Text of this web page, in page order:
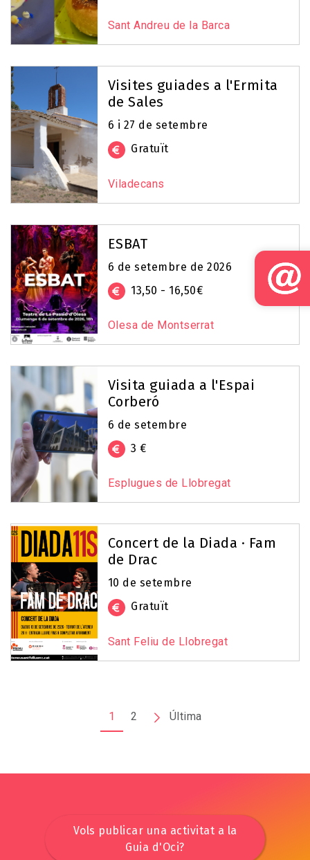
Sant Andreu de la Barca
Visites guiades a l'Ermita
de Sales
6 i 27 de setembre
Gratuït
Viladecans
ESBAT
6 de setembre de 2026
13,50 - 16,50€
Olesa de Montserrat
Visita guiada a l'Espai
Corberó
6 de setembre
3 €
Esplugues de Llobregat
Concert de la Diada · Fam
de Drac
10 de setembre
Gratuït
Sant Feliu de Llobregat
1 2
PageÚltima
Vols publicar una activitat a la
Guia d'Oci?